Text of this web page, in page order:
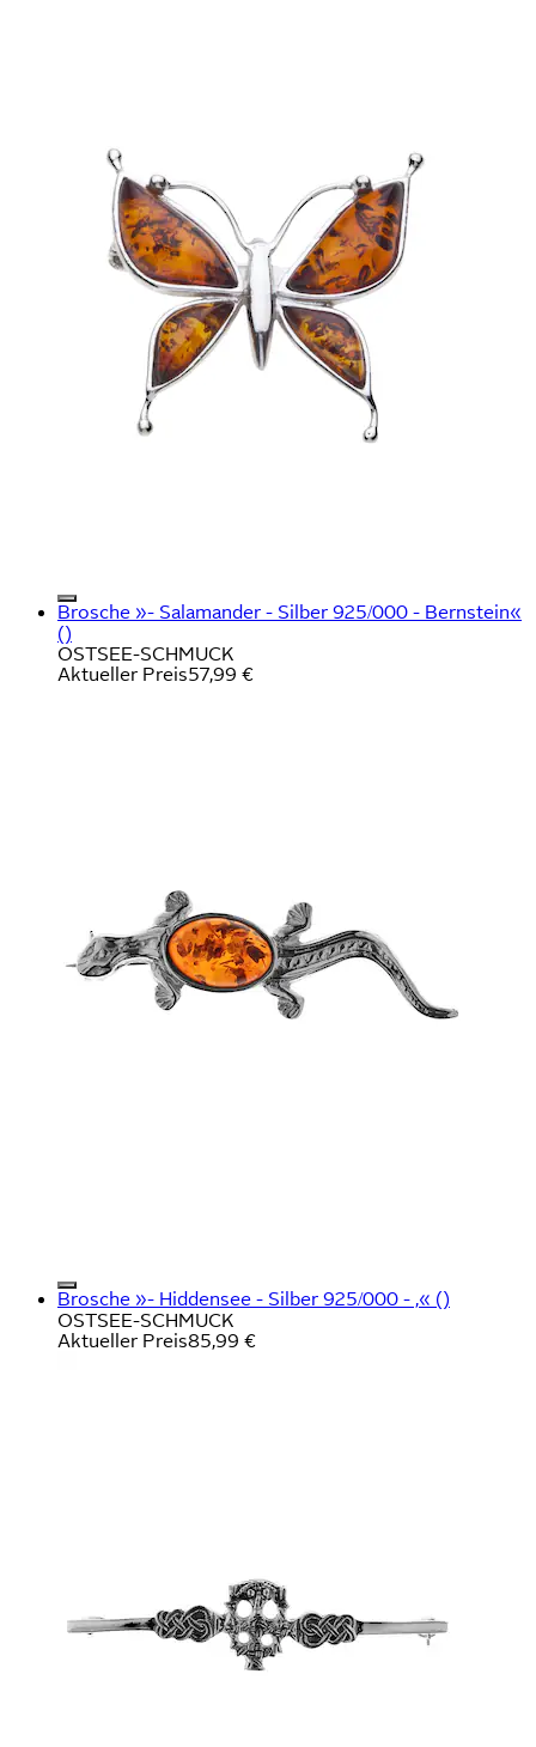
Brosche »- Salamander - Silber 925/000 - Bernstein«
()
OSTSEE-SCHMUCK
Aktueller Preis57,99 €
Brosche »- Hiddensee - Silber 925/000 - ,« ()
OSTSEE-SCHMUCK
Aktueller Preis85,99 €